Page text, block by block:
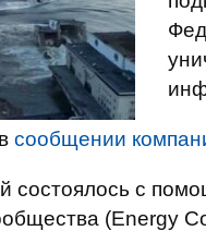
сообщении
состоялось с
(Energy